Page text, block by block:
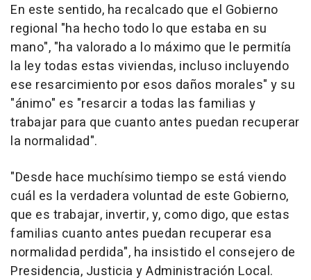
En este sentido, ha recalcado que el Gobierno
regional "ha hecho todo lo que estaba en su
mano", "ha valorado a lo máximo que le permitía
la ley todas estas viviendas, incluso incluyendo
ese resarcimiento por esos daños morales" y su
"ánimo" es "resarcir a todas las familias y
trabajar para que cuanto antes puedan recuperar
la normalidad".
"Desde hace muchísimo tiempo se está viendo
cuál es la verdadera voluntad de este Gobierno,
que es trabajar, invertir, y, como digo, que estas
familias cuanto antes puedan recuperar esa
normalidad perdida", ha insistido el consejero de
Presidencia, Justicia y Administración Local.